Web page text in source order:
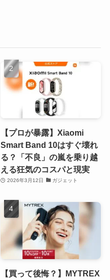
【プロが暴露】Xiaomi
Smart Band 10はすぐ壊れ
る？「不良」の嵐を乗り越
える狂気のコスパと現実
2026年3月12日 ガジェット
【買って後悔？】MYTREX